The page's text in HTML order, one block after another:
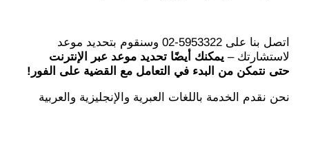
اتصل بنا على 5953322-02
وسنقوم بتحديد موعد
لاستشارتك – يمكنك أيضًا تحديد موعد عبر الإنترنت
حتى نتمكن من البدء في التعامل مع القضية على الفور!
نحن نقدم الخدمة باللغات العبرية والإنجليزية والعربية